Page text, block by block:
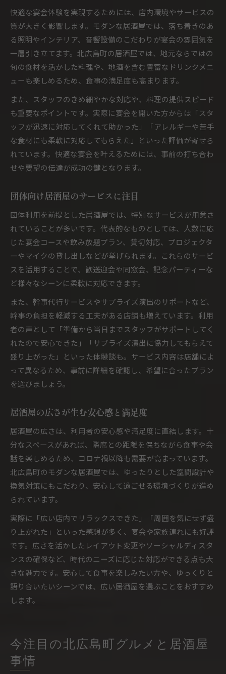
快適な宴会体験を実現するためには、店内環境やサービスの
質が大きく影響します。モダンな居酒屋では、落ち着きのあ
る照明やインテリア、音響設備のこだわりが宴会の雰囲気を
一層引き立てます。北広島町の居酒屋では、地元ならではの
旬の食材を活かした料理や、地酒を含む豊富なドリンクメニ
ューも楽しめるため、食事の満足度も高まります。
また、スタッフのきめ細やかな対応や、料理の提供スピード
も重要なポイントです。実際に宴会を開いた方からは「スタ
ッフが迅速に対応してくれて助かった」「アレルギーや苦手
な食材にも柔軟に対応してもらえた」といった評価が寄せら
れています。快適な宴会を叶えるためには、事前の打ち合わ
せや要望の伝達が成功の鍵となります。
団体向け居酒屋のサービスに注目
団体利用を前提とした居酒屋では、特別なサービスが用意さ
れていることが多いです。代表的なものとしては、人数に応
じた宴会コースや飲み放題プラン、貸切対応、プロジェクタ
ーやマイクの貸し出しなどが挙げられます。これらのサービ
スを活用することで、歓送迎会や同窓会、記念パーティーな
ど様々なシーンに柔軟に対応できます。
また、幹事代行サービスやサプライズ演出のサポートなど、
幹事の負担を軽減する工夫がある店舗も増えています。利用
者の声として「準備から当日までスタッフがサポートしてく
れたので安心できた」「サプライズ演出に協力してもらえて
盛り上がった」といった体験談も。サービス内容は店舗によ
って異なるため、事前に詳細を確認し、希望に合ったプラン
を選びましょう。
居酒屋の広さが生む安心感と満足度
居酒屋の広さは、利用者の安心感や満足度に直結します。十
分なスペースがあれば、隣席との距離を保ちながら食事や会
話を楽しめるため、コロナ禍以降も需要が高まっています。
北広島町のモダンな居酒屋では、ゆったりとした空間設計や
換気対策にもこだわり、安心して過ごせる環境づくりが進め
られています。
実際に「広い店内でリラックスできた」「周囲を気にせず盛
り上がれた」といった感想が多く、宴会や家族連れにも好評
です。広さを活かしたレイアウト変更やソーシャルディスタ
ンスの確保など、時代のニーズに応じた対応ができる点も大
きな魅力です。安心して食事を楽しみたい方や、ゆっくりと
語り合いたいシーンでは、広い居酒屋を選ぶことをおすすめ
します。
今注目の北広島町グルメと居酒屋
事情